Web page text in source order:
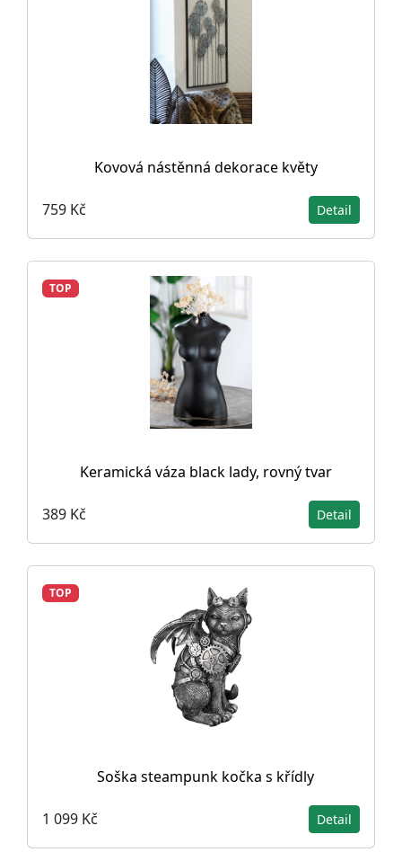
Kovová nástěnná dekorace květy
759 Kč Detail
TOP
Keramická váza black lady, rovný tvar
389 Kč Detail
TOP
Soška steampunk kočka s křídly
1 099 Kč Detail